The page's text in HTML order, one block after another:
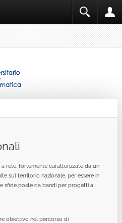
rete, fortemente caratterizzate da un
sul territorio nazionale, per essere in
sfide poste da bandi per progetti a
obiettivo nel percorso di